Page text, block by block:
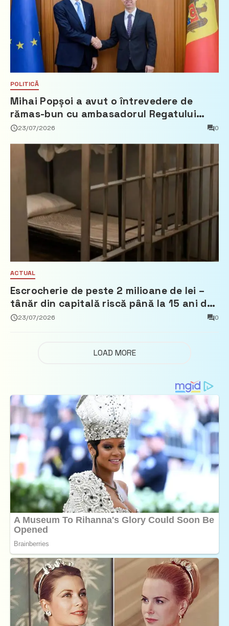
POLITICĂ
Mihai Popșoi a avut o întrevedere de
rămas-bun cu ambasadorul Regatului
Țărilor de Jos, Fred Duijn
23/07/2026 0
ACTUAL
Escrocherie de peste 2 milioane de lei –
tânăr din capitală riscă până la 15 ani de
închisoare
23/07/2026 0
LOAD MORE